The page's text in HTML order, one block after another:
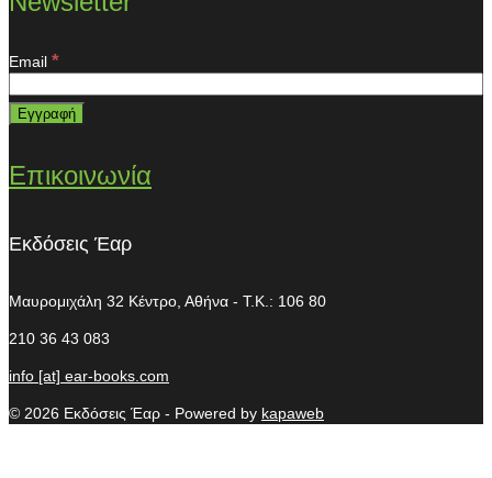
Email *
Επικοινωνία
Εκδόσεις Έαρ
Μαυρομιχάλη 32 Κέντρο, Αθήνα - T.K.: 106 80
210 36 43 083
info [at] ear-books.com
© 2026 Εκδόσεις Έαρ - Powered by kapaweb